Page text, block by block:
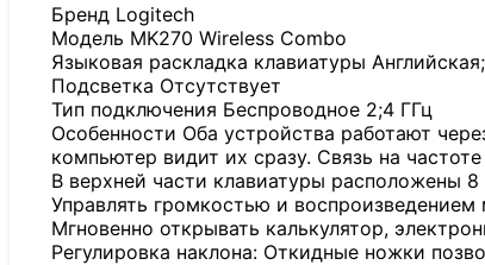
Бренд Logitech
Модель MK270 Wireless Combo
Языковая раскладка клавиатуры
Подсветка Отсутствует
Тип подключения Беспроводное 2;4 ГГц
Особенности Оба устройства работают
компьютер видит их сразу. Связь на
В верхней части клавиатуры расположены
Управлять громкостью и
Мгновенно открывать калькулятор,
Регулировка наклона: Откидные ножки